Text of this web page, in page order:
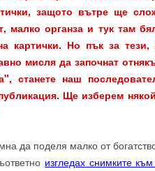
защото вътре ще
малко органза и тук там
картички. Но пък за
мисля да започнат
станете наш
Ще изберем
да поделя малко от
изгледах снимките